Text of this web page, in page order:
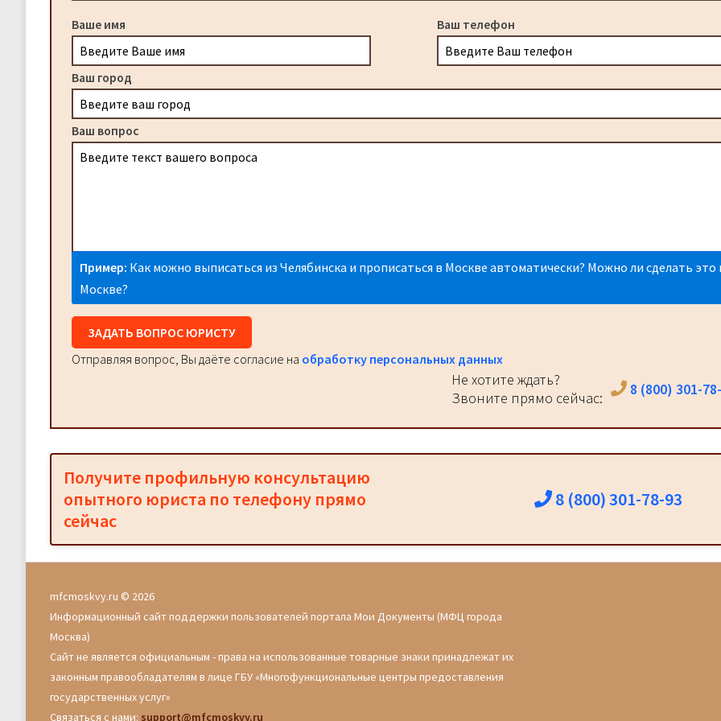
Ваше имя Ваш телефон
Ваш город
Ваш вопрос
Пример: Как можно выписаться из Челябинска и прописаться в Москве автоматически? Можно ли сделать это
Москве?
ЗАДАТЬ ВОПРОС ЮРИСТУ
Отправляя вопрос, Вы даёте согласие на обработку персональных данных
Не хотите ждать?
Звоните прямо сейчас:
8 (800) 301-
Получите профильную консультацию
опытного юриста по телефону прямо
сейчас
8 (800) 301-78-93
mfcmoskvy.ru © 2026
Информационный сайт поддержки пользователей портала Мои Документы (МФЦ города
Москва)
Сайт не является официальным - права на использованные товарные знаки принадлежат их
законным правообладателям в лице ГБУ «Многофункциональные центры предоставления
государственных услуг»
Связаться с нами: support@mfcmoskvy.ru